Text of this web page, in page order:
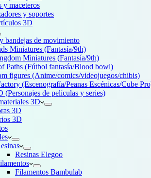
y maceteros
y soportes
3D
bandejas de movimiento
Miniatures (Fantasía/9th)
Miniatures (Fantasía/9th)
Paths (Fútbol fantasía/Blood bowl)
figures (Anime/comics/videojuegos/chibis)
(Escenografía/Peanas Escénicas/Cube
(Personajes de películas y series)
3D
3D
3D
Resinas Elegoo
Filamentos Bambulab